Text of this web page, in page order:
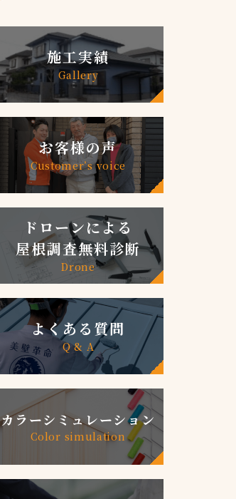
施工実績
Gallery
お客様の声
Customer’s voice
ドローンによる
屋根調査無料診断
Drone
よくある質問
Q & A
カラーシミュレーション
Color simulation